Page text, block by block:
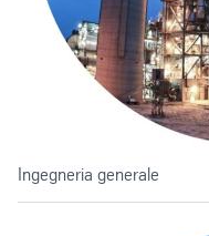
Ingegneria generale